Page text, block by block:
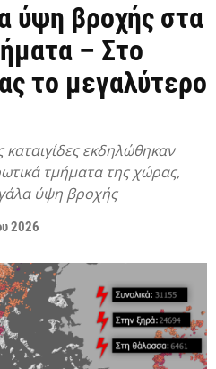
βροχής στα
– Στο
το μεγαλύτερο
καταιγίδες εκδηλώθηκαν
τμήματα της χώρας,
ύψη βροχής
2026